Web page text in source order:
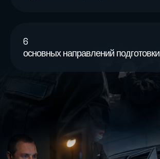
6
основных направлений подготовки